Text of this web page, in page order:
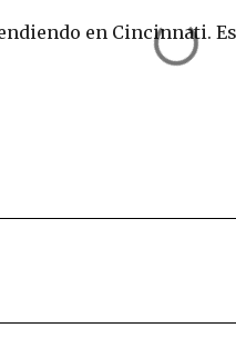
en Cincinnati.